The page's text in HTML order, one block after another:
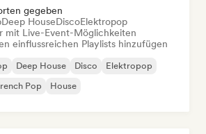
gegeben
Deep HouseDiscoElektropop
mit Live-Event-Möglichkeiten
einflussreichen Playlists hinzufügen
Deep House Disco
Elektropop
Pop House